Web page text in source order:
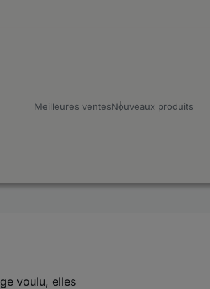
Meilleures ventesNouveaux produits
voulu, elles